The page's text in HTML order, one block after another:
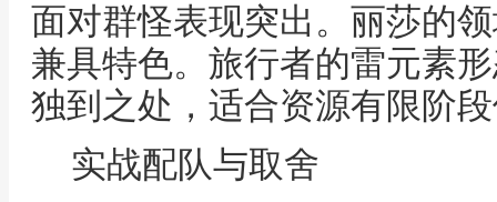
面对群怪表现突出。丽莎的
兼具特色。旅行者的雷元素
独到之处，适合资源有限阶
实战配队与取舍